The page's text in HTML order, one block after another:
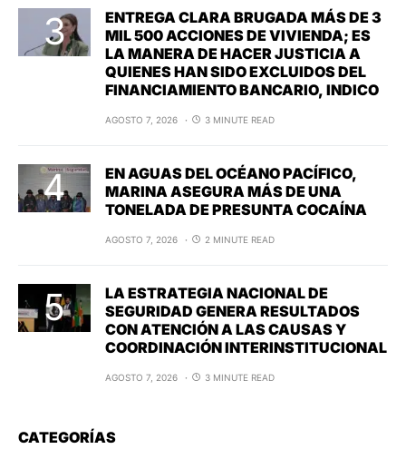
ENTREGA CLARA BRUGADA MÁS DE 3
MIL 500 ACCIONES DE VIVIENDA; ES
LA MANERA DE HACER JUSTICIA A
QUIENES HAN SIDO EXCLUIDOS DEL
FINANCIAMIENTO BANCARIO, INDICO
AGOSTO 7, 2026 3 MINUTE READ
EN AGUAS DEL OCÉANO PACÍFICO,
MARINA ASEGURA MÁS DE UNA
TONELADA DE PRESUNTA COCAÍNA
AGOSTO 7, 2026 2 MINUTE READ
LA ESTRATEGIA NACIONAL DE
SEGURIDAD GENERA RESULTADOS
CON ATENCIÓN A LAS CAUSAS Y
COORDINACIÓN INTERINSTITUCIONAL
AGOSTO 7, 2026 3 MINUTE READ
CATEGORÍAS